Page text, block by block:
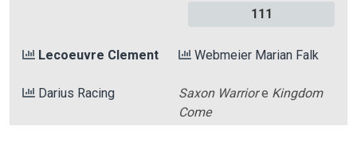
111
Lecoeuvre Clement Webmeier Marian Falk
Darius Racing Saxon Warriore Kingdom
Come